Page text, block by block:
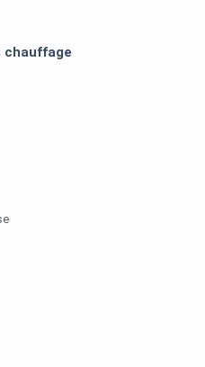
chauffage